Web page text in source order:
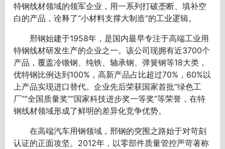
特钢线材领域的领军企业，用一系列打破垄断、填补空
白的产品，诠释了“小材料支撑大制造”的工业逻辑。
邢钢始建于1958年，是国内最早专注于高端工业用
特钢线材研发生产的企业之一。该公司现拥有近3700个
产品，覆盖冷镦钢、纯铁、轴承钢、弹簧钢等18大类，
优特钢比例达到100%，高新产品占比超过70%，60%以
上产品实现进口替代。企业先后荣获国家首批“绿色工
厂”“全国质量奖”“国家科技进步奖一等奖”等荣誉，在特
钢线材领域形成了鲜明的差异化竞争优势。
在高端汽车用钢领域，邢钢的突围之路始于对苛刻
认证的正面攻坚。2012年，以零部件质量管控严苛著称